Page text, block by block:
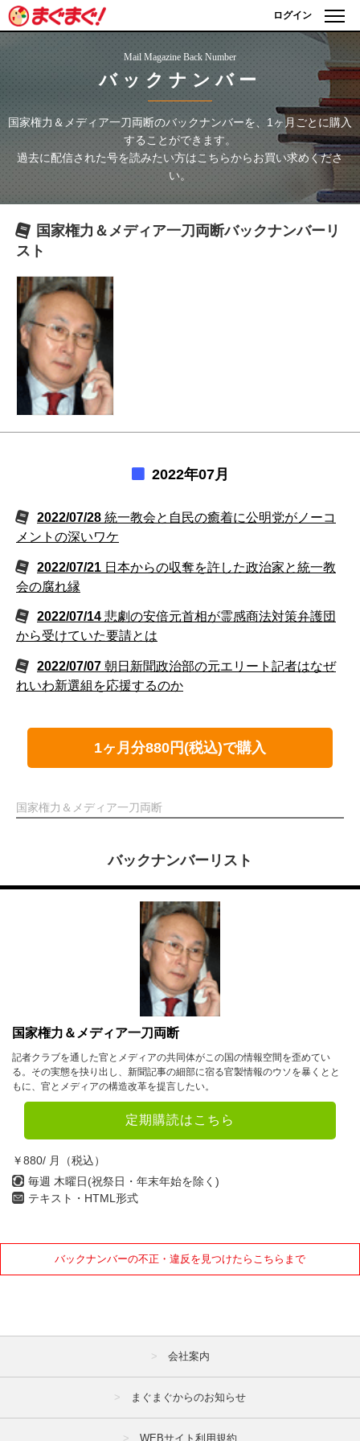
ログイン
Mail Magazine Back Number
バックナンバー
国家権力＆メディア一刀両断のバックナンバーを、1ヶ月ごとに購入
することができます。
過去に配信された号を読みたい方はこちらからお買い求めくださ
い。
国家権力＆メディア一刀両断バックナンバーリ
スト
2022年07月
2022/07/28 統一教会と自民の癒着に公明党がノーコ
メントの深いワケ
2022/07/21 日本からの収奪を許した政治家と統一教
会の腐れ縁
2022/07/14 悲劇の安倍元首相が霊感商法対策弁護団
から受けていた要請とは
2022/07/07 朝日新聞政治部の元エリート記者はなぜ
れいわ新選組を応援するのか
1ヶ月分880円(税込)で購入
国家権力＆メディア一刀両断
バックナンバーリスト
国家権力＆メディア一刀両断
記者クラブを通した官とメディアの共同体がこの国の情報空間を歪めてい
る。その実態を抉り出し、新聞記事の細部に宿る官製情報のウソを暴くとと
もに、官とメディアの構造改革を提言したい。
定期購読はこちら
￥880/ 月（税込）
毎週 木曜日(祝祭日・年末年始を除く)
テキスト・HTML形式
バックナンバーの不正・違反を見つけたらこちらまで
会社案内
まぐまぐからのお知らせ
WEBサイト利用規約